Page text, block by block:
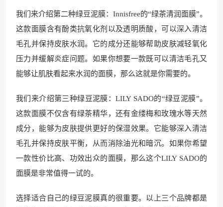
我们来介绍第二种绿豆泥膜：Innisfree的“绿茶清润面膜”。
这款面膜含有酚类抗氧化剂以及透明质酸，可以深入清洁
毛孔并保持皮肤水润。它的成分还能够帮助皮肤减轻氧化
压力并缓解炎症问题。如果你想要一款既可以清洁毛孔又
能够让肌肤看起来水润的面膜，那么这就是你需要的。
我们来介绍第三种绿豆泥膜：LILY SADO的“绿豆泥膜”。
这款面膜不仅含有绿茶精华，还有金缕梅和玫瑰水等天然
成分，能够为皮肤提供更好的保湿效果。它能够深入清洁
毛孔并保持皮肤平衡，从而消除油光和暗沉。如果你希望
一款性价比高、功效出众的面膜，那么这个LILY SADO的
面膜是非常值得一试的。
选择适合自己的绿豆泥膜真的很重要。以上三个品牌都是